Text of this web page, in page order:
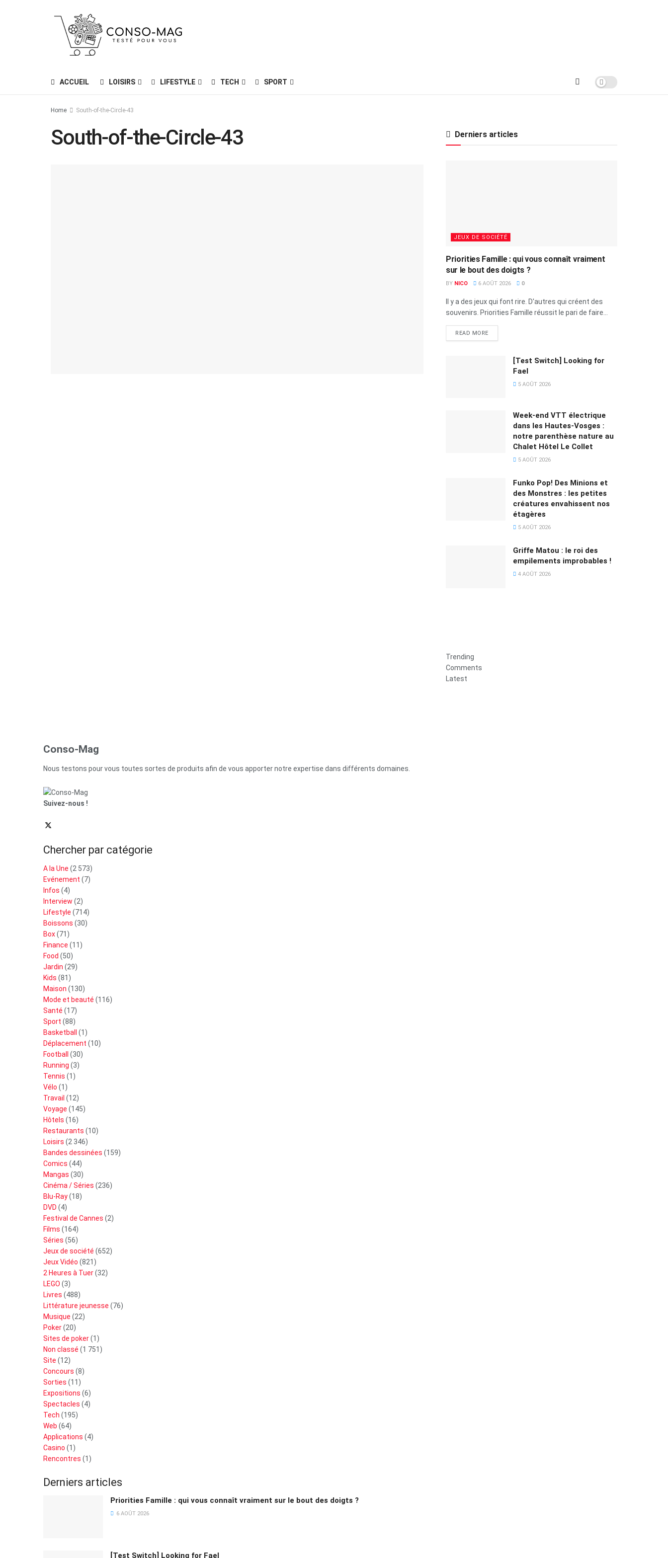
ACCUEIL LOISIRS LIFESTYLE TECH SPORT
Home South-of-the-Circle-43
South-of-the-Circle-43 Derniers articles
JEUX DE SOCIÉTÉ
Priorities Famille : qui vous connaît vraiment
sur le bout des doigts ?
BY NICO 6 AOÛT 2026 0
Il y a des jeux qui font rire. D'autres qui créent des
souvenirs. Priorities Famille réussit le pari de faire...
READ MORE
[Test Switch] Looking for
Fael
5 AOÛT 2026
Week-end VTT électrique
dans les Hautes-Vosges :
notre parenthèse nature au
Chalet Hôtel Le Collet
5 AOÛT 2026
Funko Pop! Des Minions et
des Monstres : les petites
créatures envahissent nos
étagères
5 AOÛT 2026
Griffe Matou : le roi des
empilements improbables !
4 AOÛT 2026
Trending
Comments
Latest
Conso-Mag
Nous testons pour vous toutes sortes de produits afin de vous apporter notre expertise dans différents domaines.
Suivez-nous !
Chercher par catégorie
A la Une (2 573)
Evénement (7)
Infos (4)
Interview (2)
Lifestyle (714)
Boissons (30)
Box(71)
Finance (11)
Food (50)
Jardin (29)
Kids (81)
Maison (130)
Mode et beauté (116)
Santé (17)
Sport (88)
Basketball
(1)
Déplacement (10)
Football
(30)
Running (3)
Tennis (1)
Vélo (1)
Travail (12)
Voyage (145)
Hôtels (16)
Restaurants (10)
Loisirs (2 346)
Bandes dessinées (159)
Comics (44)
Mangas (30)
Cinéma / Séries (236)
Blu-Ray(18)
DVD (4)
Festival de Cannes (2)
Films (164)
Séries (56)
Jeux de société (652)
Jeux Vidéo (821)
2 Heures à Tuer(32)
LEGO (3)
Livres (488)
Littérature jeunesse (76)
Musique (22)
Poker(20)
Sites de poker(1)
Non classé (1 751)
Site (12)
Concours (8)
Sorties (11)
Expositions (6)
Spectacles (4)
Tech (195)
Web (64)
Applications (4)
Casino (1)
Rencontres (1)
Derniers articles
Priorities Famille : qui vous connaît vraiment sur le bout des doigts ?
6 AOÛT 2026
[Test Switch] Looking for Fael